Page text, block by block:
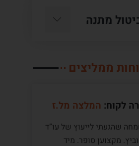
מתנה
ממליצים
לקוח: המלצה מל.ז
שהגעתי לייעוץ של עו”ד
מקצוען סופר. מיד